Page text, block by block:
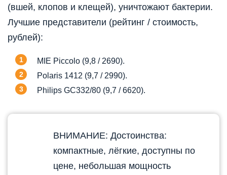
(вшей, клопов и клещей), уничтожают бактерии.
Лучшие представители (рейтинг / стоимость,
рублей):
MIE Piccolo (9,8 / 2690).
Polaris 1412 (9,7 / 2990).
Philips GC332/80 (9,7 / 6620).
ВНИМАНИЕ: Достоинства:
компактные, лёгкие, доступны по
цене, небольшая мощность